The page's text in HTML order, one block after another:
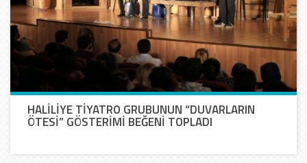
HALİLİYE TİYATRO GRUBUNUN “DUVARLARIN
ÖTESİ” GÖSTERİMİ BEĞENİ TOPLADI